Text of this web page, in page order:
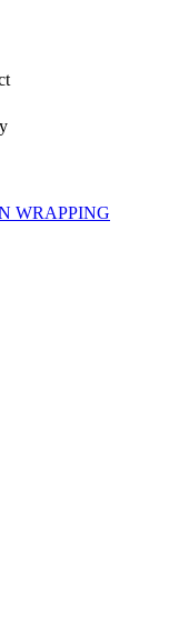
WRAPPING